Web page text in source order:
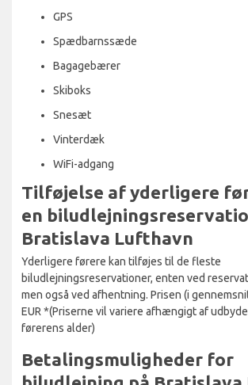
GPS
Spædbarnssæde
Bagagebærer
Skiboks
Snesæt
Vinterdæk
WiFi-adgang
Tilføjelse af yderligere
en
Bratislava Lufthavn
Yderligere førere kan tilføjes til de fleste
biludlejningsreservationer, enten ved
men også ved afhentning. Prisen (i
EUR *(Priserne vil variere afhængigt af
førerens alder)
Betalingsmuligheder for